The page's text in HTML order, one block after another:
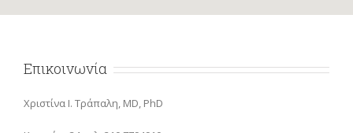
Επικοινωνία
Χριστίνα Ι. Τράπαλη, MD, PhD